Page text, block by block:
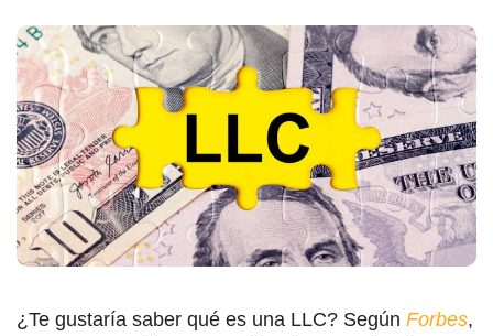
¿Te gustaría saber qué es una LLC? Según Forbes,